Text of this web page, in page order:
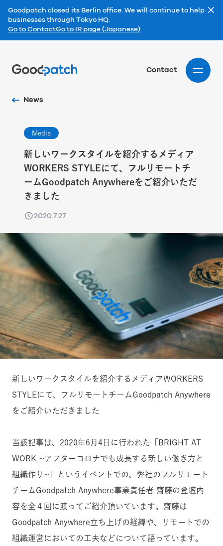
Goodpatch closed its Berlin office. We will continue to help
businesses through Tokyo HQ.
Go to ContactGo to IR page (Japanese)
Contact
News
Media
新しいワークスタイルを紹介するメディア
WORKERS STYLEにて、フルリモートチ
ームGoodpatch Anywhereをご紹介いただ
きました
2020.7.27
新しいワークスタイルを紹介するメディアWORKERS
STYLEにて、フルリモートチームGoodpatch Anywhere
をご紹介いただきました
当該記事は、2020年6月4日に行われた「BRIGHT AT
WORK ~アフターコロナでも成長する新しい働き方と
組織作り~」というイベントでの、弊社のフルリモート
チームGoodpatch Anywhere事業責任者 齋藤の登壇内
容を全４回に渡ってご紹介頂いています。齋藤は
Goodpatch Anywhere立ち上げの経緯や、リモートでの
組織運営においての工夫などについて語っています。